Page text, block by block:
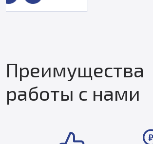
Преимущества
работы с нами